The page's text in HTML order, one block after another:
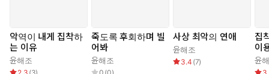
악역이 내게 집착하
는 이유
윤해조
죽도록 후회하며 빌
어봐
윤해조
사상 최악의 연애
윤해조
3.4 (7)
집
이
윤